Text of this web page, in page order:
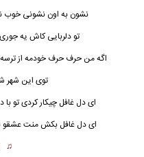
نشون به اون نشونی خوب
تو دلربایی کاش یه
اگه من حرف حرف خودمه از
توی این شهر
ای دل غافل چیکار کردی تو
ای دل غافل بکش منت عشقو
♫